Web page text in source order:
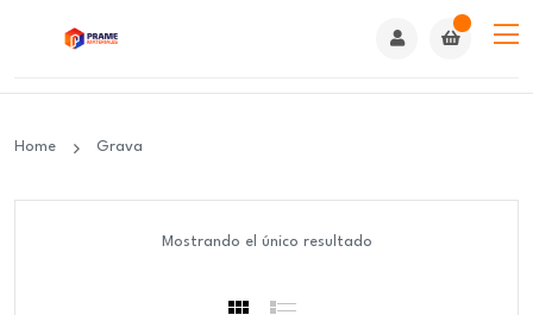
Home Grava
Mostrando el único resultado